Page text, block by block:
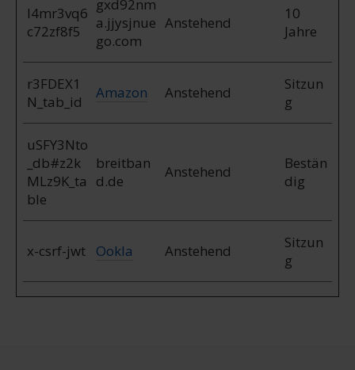
l4mr3vq6
c72zf8f5
gxd92nm
a.jjysjnue
go.com
Anstehend
10
Jahre
r3FDEX1
N_tab_id
Amazon Anstehend
Sitzun
g
uSFY3Nto
_db#z2k
MLz9K_ta
ble
breitban
d.de
Anstehend
Bestän
dig
x-csrf-jwt Ookla Anstehend
Sitzun
g